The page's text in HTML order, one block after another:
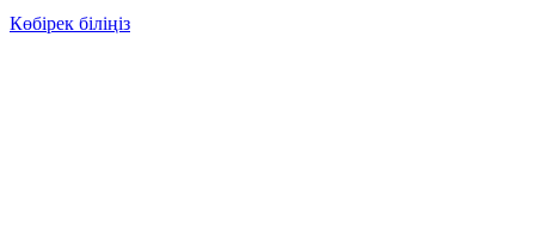
Көбірек біліңіз